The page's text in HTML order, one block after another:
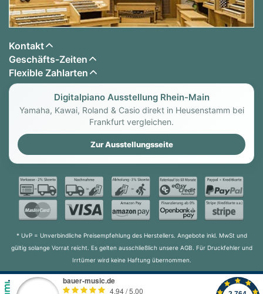
Kontakt
Geschäfts-Zeiten
Flexible Zahlarten
Digitalpiano Ausstellung Rhein-Main
Yamaha, Kawai, Roland & Casio direkt in Heusenstamm bei
Frankfurt vergleichen.
Zur Ausstellungsseite
* UvP = Unverbindliche Preisempfehlung des Herstellers. Angebote inkl. MwSt und
gültig solange Vorrat reicht. Es gelten ausschließlich unsere AGB. Für Druckfehler und
Irrtümer wird keine Haftung übernommen.